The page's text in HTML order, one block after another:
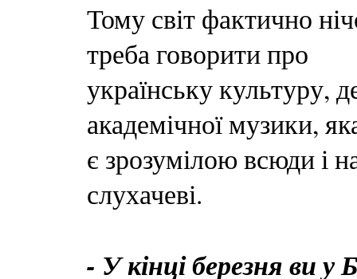
Тому світ фактично
треба говорити про
українську культуру,
академічної музики,
є зрозумілою всюди і
слухачеві.
- У кінці березня ви у